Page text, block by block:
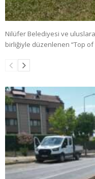
Nilüfer Belediyesi ve
birliğiyle düzenlenen “Top